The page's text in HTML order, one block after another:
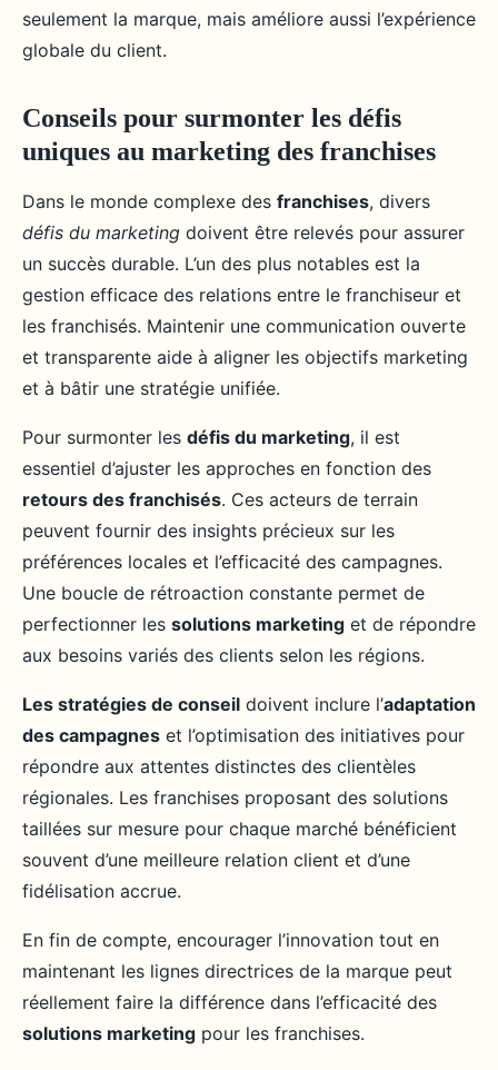
seulement la marque, mais améliore aussi l’expérience
globale du client.
Conseils pour surmonter les défis
uniques au marketing des franchises
Dans le monde complexe des franchises, divers
défis du marketing doivent être relevés pour assurer
un succès durable. L’un des plus notables est la
gestion efficace des relations entre le franchiseur et
les franchisés. Maintenir une communication ouverte
et transparente aide à aligner les objectifs marketing
et à bâtir une stratégie unifiée.
Pour surmonter les défis du marketing, il est
essentiel d’ajuster les approches en fonction des
retours des franchisés. Ces acteurs de terrain
peuvent fournir des insights précieux sur les
préférences locales et l’efficacité des campagnes.
Une boucle de rétroaction constante permet de
perfectionner les solutions marketing et de répondre
aux besoins variés des clients selon les régions.
Les stratégies de conseil doivent inclure l’adaptation
des campagnes et l’optimisation des initiatives pour
répondre aux attentes distinctes des clientèles
régionales. Les franchises proposant des solutions
taillées sur mesure pour chaque marché bénéficient
souvent d’une meilleure relation client et d’une
fidélisation accrue.
En fin de compte, encourager l’innovation tout en
maintenant les lignes directrices de la marque peut
réellement faire la différence dans l’efficacité des
solutions marketing pour les franchises.